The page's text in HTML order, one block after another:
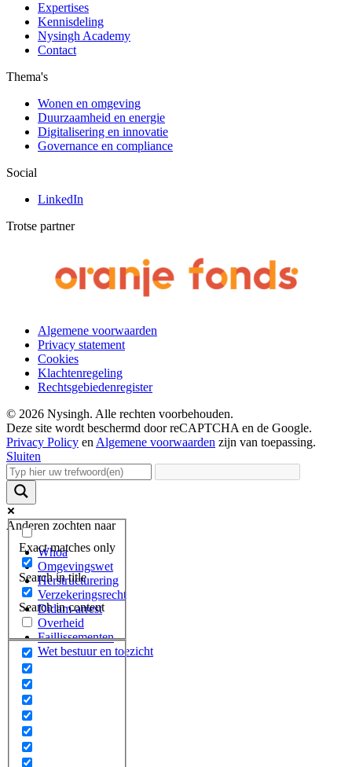
Expertises
Kennisdeling
Nysingh Academy
Contact
Thema's
Wonen en omgeving
Duurzaamheid en energie
Digitalisering en innovatie
Governance en compliance
Social
LinkedIn
Trotse partner
Algemene voorwaarden
Privacy statement
Cookies
Klachtenregeling
Rechtsgebiedenregister
© 2026 Nysingh. Alle rechten voorbehouden.
Deze site wordt beschermd door reCAPTCHA en de Google.
Privacy Policy en Algemene voorwaarden zijn van toepassing.
Sluiten
Exact matches only
Search in title
Search in content
Anderen zochten naar
Whoa
Omgevingswet
Herstructurering
Verzekeringsrecht
Didam-arrest
Overheid
Faillissementen
Wet bestuur en toezicht